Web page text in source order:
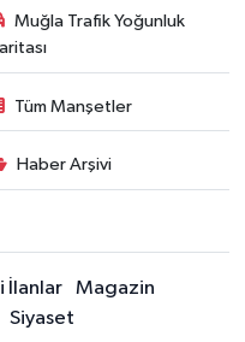
Muğla Trafik Yoğunluk
Tüm Manşetler
Haber Arşivi
İlanlar
Magazin
Siyaset